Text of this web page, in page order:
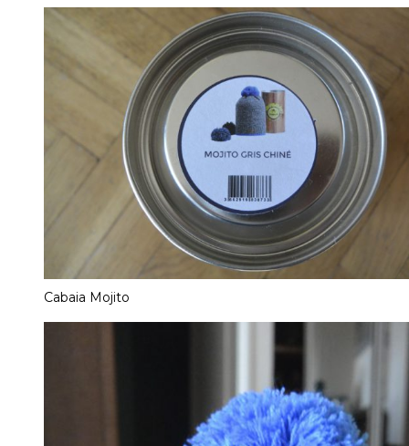
Cabaia Mojito